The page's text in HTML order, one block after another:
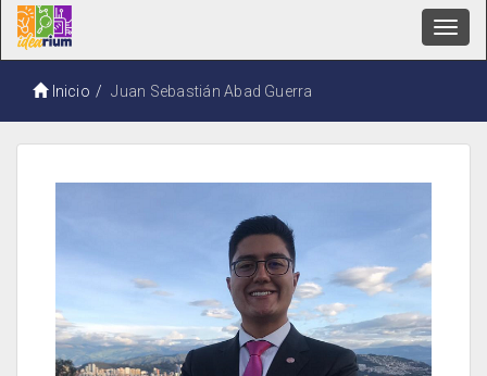
Inicio Juan Sebastián Abad Guerra